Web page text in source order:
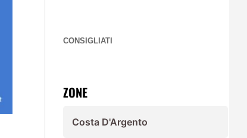
CONSIGLIATI
ZONE
Costa D'Argento